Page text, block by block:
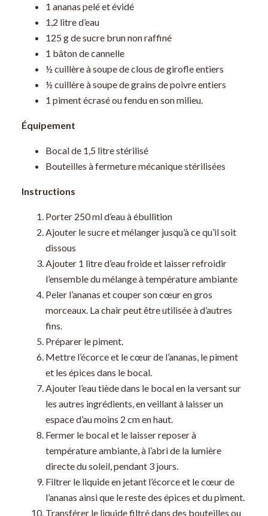
1 ananas pelé et évidé
1,2 litre d’eau
125 g de sucre brun non raffiné
1 bâton de cannelle
½ cuillère à soupe de clous de girofle entiers
½ cuillère à soupe de grains de poivre entiers
1 piment écrasé ou fendu en son milieu.
Équipement
Bocal de 1,5 litre stérilisé
Bouteilles à fermeture mécanique stérilisées
Instructions
Porter 250 ml d’eau à ébullition
Ajouter le sucre et mélanger jusqu’à ce qu’il soit
dissous
Ajouter 1 litre d’eau froide et laisser refroidir
l’ensemble du mélange à température ambiante
Peler l’ananas et couper son cœur en gros
morceaux. La chair peut être utilisée à d’autres
fins.
Préparer le piment.
Mettre l’écorce et le cœur de l’ananas, le piment
et les épices dans le bocal.
Ajouter l’eau tiède dans le bocal en la versant sur
les autres ingrédients, en veillant à laisser un
espace d’au moins 2 cm en haut.
Fermer le bocal et le laisser reposer à
température ambiante, à l’abri de la lumière
directe du soleil, pendant 3 jours.
Filtrer le liquide en jetant l’écorce et le cœur de
l’ananas ainsi que le reste des épices et du piment.
Transférer le liquide filtré dans des bouteilles ou